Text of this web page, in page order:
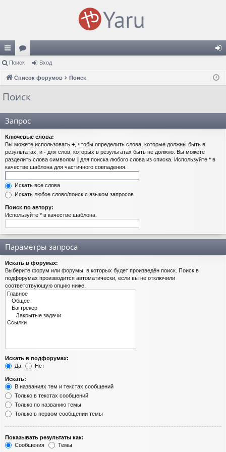
с
ы
лк
ор
ум д
Поиск Вход
Список форумов Поиск
Поиск
Запрос
Ключевые слова:
Вы можете использовать + , чтобы определить слова, которые должны быть в
результатах, и - для слов, которых в результатах быть не должно. Вы можете
разделить слова символом | для поиска любого слова из списка. Используйте *в
качестве шаблона для частичного совпадения.
Искать все слова
Искать любое слово/поиск с языком запросов
Поиск по автору:
Используйте * в качестве шаблона.
Параметры запроса
Искать в форумах:
Выберите форум или форумы, в которых будет произведён поиск. Поиск в
подфорумах производится автоматически, если вы не отключили
соответствующую опцию ниже.
Искать в подфорумах:
Да
Нет
Искать:
В названиях тем и текстах сообщений
Только в текстах сообщений
Только по названию темы
Только в первом сообщении темы
Показывать результаты как:
Сообщения
Темы